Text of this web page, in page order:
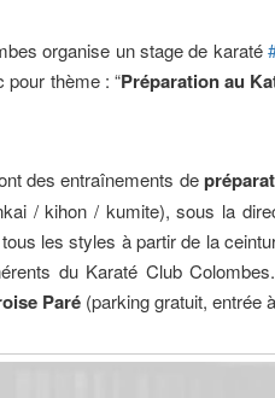
organise un stage de karaté
pour thème : “Préparation au
des entraînements de
/ kihon / kumite), sous la
les styles à partir de la
du Karaté Club
Paré (parking gratuit, entrée